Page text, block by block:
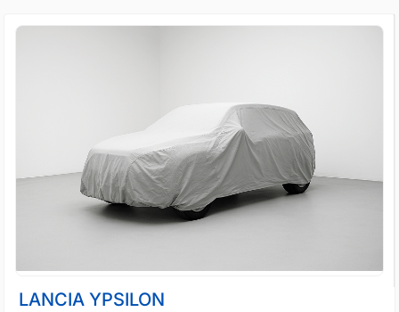
LANCIA YPSILON